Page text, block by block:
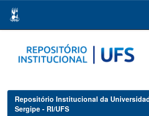
navigation
Repositório Institucional da
Sergipe - RI/UFS